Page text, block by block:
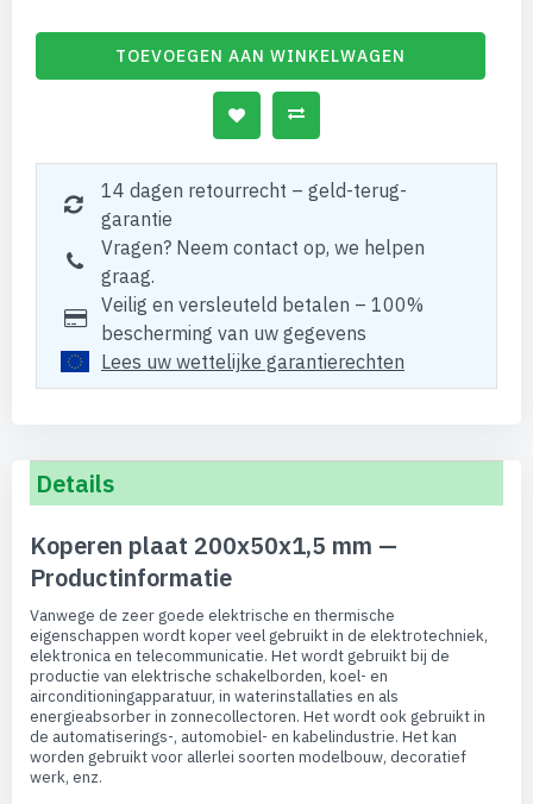
TOEVOEGEN AAN WINKELWAGEN
14 dagen retourrecht – geld-terug-
garantie
Vragen? Neem contact op, we helpen
graag.
Veilig en versleuteld betalen – 100%
bescherming van uw gegevens
Lees uw wettelijke garantierechten
Details
Koperen plaat 200x50x1,5 mm —
Productinformatie
Vanwege de zeer goede elektrische en thermische
eigenschappen wordt koper veel gebruikt in de elektrotechniek,
elektronica en telecommunicatie. Het wordt gebruikt bij de
productie van elektrische schakelborden, koel- en
airconditioningapparatuur, in waterinstallaties en als
energieabsorber in zonnecollectoren. Het wordt ook gebruikt in
de automatiserings-, automobiel- en kabelindustrie. Het kan
worden gebruikt voor allerlei soorten modelbouw, decoratief
werk, enz.